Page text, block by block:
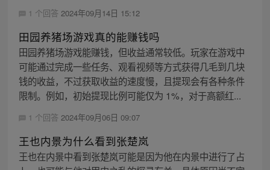
1 个回答 2024年09月14日 15:12
田园养猪场游戏真的能赚钱吗
田园养猪场游戏能赚钱，但收益通常较低。玩家在游戏中
可能通过完成一些任务、观看视频等方式获得几毛到几块
钱的收益，不过获取收益的速度慢，且提现会有各种条件
限制。例如，初始提现比例可能仅为 1%，对于高额红...
1 个回答 2024年09月06日 09:07
王也内景为什么看到张楚岚
王也在内景中看到张楚岚可能是因为他在内景中进行了占